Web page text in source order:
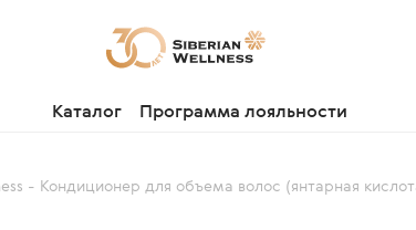
Каталог Программа лояльности
- Кондиционер для объема волос (янтарная